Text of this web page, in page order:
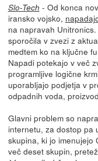
Slo-Tech - Od konca
iransko vojsko,
na napravah
sporočila v zvezi z
medtem ko na ključne
Napadi potekajo v več
programljive logične
uporabljajo podjetja v
odpadnih voda,
Glavni problem so
internetu, za dostop pa
skupina, ki jo imenujejo
več deset skupin,